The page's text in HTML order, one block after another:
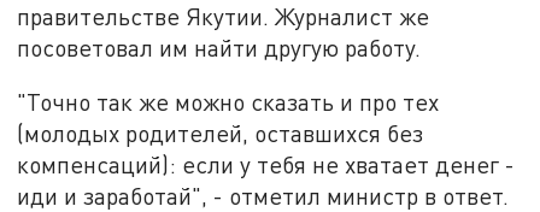
правительстве Якутии. Журналист же
посоветовал им найти другую работу.
"Точно так же можно сказать и про тех
(молодых родителей, оставшихся без
компенсаций): если у тебя не хватает денег -
иди и заработай", - отметил министр в ответ.